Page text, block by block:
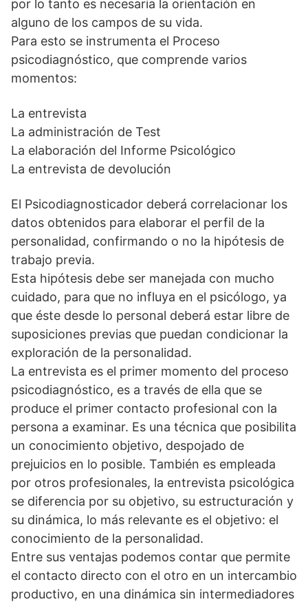
por lo tanto es necesaria la orientación en
alguno de los campos de su vida.
Para esto se instrumenta el Proceso
psicodiagnóstico, que comprende varios
momentos:
La entrevista
La administración de Test
La elaboración del Informe Psicológico
La entrevista de devolución
El Psicodiagnosticador deberá correlacionar los
datos obtenidos para elaborar el perfil de la
personalidad, confirmando o no la hipótesis de
trabajo previa.
Esta hipótesis debe ser manejada con mucho
cuidado, para que no influya en el psicólogo, ya
que éste desde lo personal deberá estar libre de
suposiciones previas que puedan condicionar la
exploración de la personalidad.
La entrevista es el primer momento del proceso
psicodiagnóstico, es a través de ella que se
produce el primer contacto profesional con la
persona a examinar. Es una técnica que posibilita
un conocimiento objetivo, despojado de
prejuicios en lo posible. También es empleada
por otros profesionales, la entrevista psicológica
se diferencia por su objetivo, su estructuración y
su dinámica, lo más relevante es el objetivo: el
conocimiento de la personalidad.
Entre sus ventajas podemos contar que permite
el contacto directo con el otro en un intercambio
productivo, en una dinámica sin intermediadores